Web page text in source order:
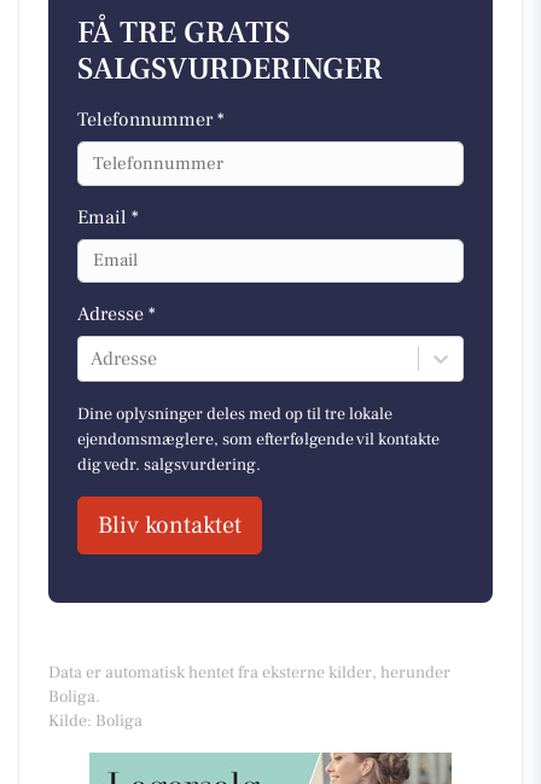
FÅ TRE GRATIS
SALGSVURDERINGER
Telefonnummer *
Email *
Adresse *
Adresse
Dine oplysninger deles med op til tre lokale
ejendomsmæglere, som efterfølgende vil kontakte
dig vedr. salgsvurdering.
Bliv kontaktet
Data er automatisk hentet fra eksterne kilder, herunder
Boliga.
Kilde: Boliga